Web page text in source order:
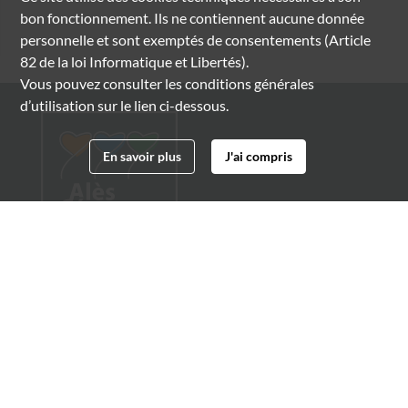
bon fonctionnement. Ils ne contiennent aucune donnée
personnelle et sont exemptés de consentements (Article
82 de la loi Informatique et Libertés).
Vous pouvez consulter les conditions générales
d’utilisation sur le lien ci-dessous.
En savoir plus J'ai compris